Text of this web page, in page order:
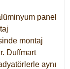
panel
montaj
Duffmart
aynı